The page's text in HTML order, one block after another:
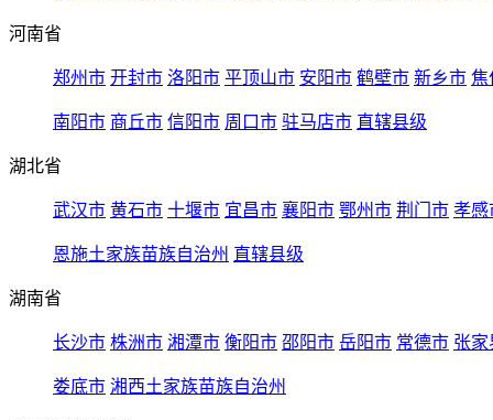
河南省
郑州市 开封市 洛阳市 平顶山市 安阳市 鹤壁市 新乡市 焦
南阳市 商丘市 信阳市 周口市 驻马店市 直辖县级
湖北省
武汉市 黄石市 十堰市 宜昌市 襄阳市 鄂州市 荆门市 孝感
恩施土家族苗族自治州 直辖县级
湖南省
长沙市 株洲市 湘潭市 衡阳市 邵阳市 岳阳市 常德市 张家
娄底市 湘西土家族苗族自治州